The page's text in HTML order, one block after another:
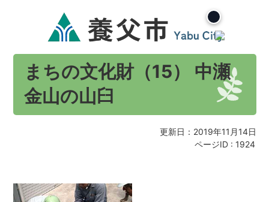
まちの文化財（15） 中瀬
金山の山臼
更新日：2019年11月14日
ページID : 1924